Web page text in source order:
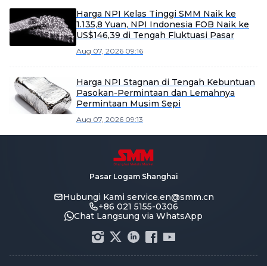
Harga NPI Kelas Tinggi SMM Naik ke
1.135,8 Yuan, NPI Indonesia FOB Naik ke
US$146,39 di Tengah Fluktuasi Pasar
Aug 07, 2026 09:16
Harga NPI Stagnan di Tengah Kebuntuan
Pasokan-Permintaan dan Lemahnya
Permintaan Musim Sepi
Aug 07, 2026 09:13
Pasar Logam Shanghai
Hubungi Kami service.en@smm.cn
+86 021 5155-0306
Chat Langsung via WhatsApp